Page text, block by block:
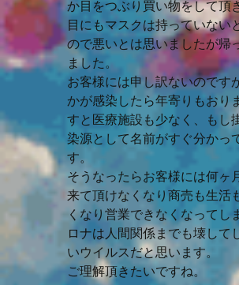
か目をつぶり買い物をして頂
目にもマスクは持っていない
ので悪いとは思いましたが帰
ました。
お客様には申し訳ないのです
かが感染したら年寄りもおり
すと医療施設も少なく、もし
染源として名前がすぐ分かっ
す。
そうなったらお客様には何ヶ
来て頂けなくなり商売も生活
くなり営業できなくなってし
ロナは人間関係までも壊して
いウイルスだと思います。
ご理解頂きたいですね。